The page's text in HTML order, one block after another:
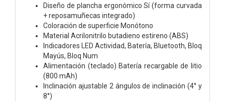
Diseño de plancha ergonómico Sí (forma curvada
+ reposamuñecas integrado)
Coloración de superficie Monótono
Material Acrilonitrilo butadieno estireno (ABS)
Indicadores LED Actividad, Batería, Bluetooth, Bloq
Mayús, Bloq Num
Alimentación (teclado) Batería recargable de litio
(800 mAh)
Inclinación ajustable 2 ángulos de inclinación (4° y
8°)